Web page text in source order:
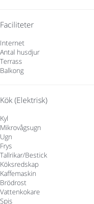
Faciliteter
Internet
Antal husdjur
Terrass
Balkong
Kök (Elektrisk)
Kyl
Mikrovågsugn
Ugn
Frys
Tallrikar/Bestick
Köksredskap
Kaffemaskin
Brödrost
Vattenkokare
Spis